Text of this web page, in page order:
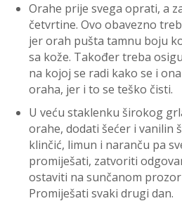
Orahe prije svega oprati, a
četvrtine. Ovo obavezno
jer orah pušta tamnu boju
sa kože. Također treba
na kojoj se radi kako se i
oraha, jer i to se teško čisti.
U veću staklenku širokog
orahe, dodati šećer i vanilin
klinčić, limun i naranču pa
promiješati, zatvoriti
ostaviti na sunčanom
Promiješati svaki drugi dan.